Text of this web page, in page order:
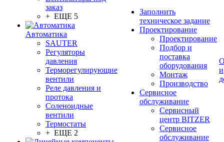
заказ
+ ЕЩЕ 5
Автоматика
SAUTER
Регуляторы
давления
Терморегулирующие
вентили
Реле давления и
протока
Соленоидные
вентили
Термостаты
+ ЕЩЕ 2
Заполнить
техническое задание
Проектирование
Проектирование
Подбор и
поставка
оборудования
Монтаж
Производство
Сервисное
обслуживание
Сервисный
центр BITZER
Сервисное
обслуживание
и